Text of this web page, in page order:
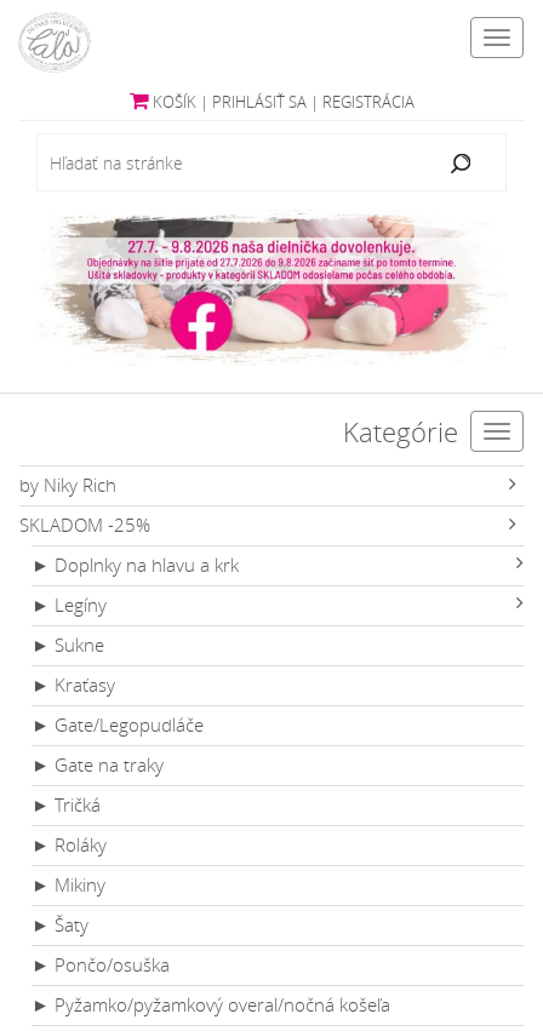
KOŠÍK | PRIHLÁSIŤ SA | REGISTRÁCIA
Kategórie
by Niky Rich
SKLADOM -25%
► Doplnky na hlavu a krk
► Legíny
► Sukne
► Kraťasy
► Gate/Legopudláče
► Gate na traky
► Tričká
► Roláky
► Mikiny
► Šaty
► Pončo/osuška
► Pyžamko/pyžamkový overal/nočná košeľa